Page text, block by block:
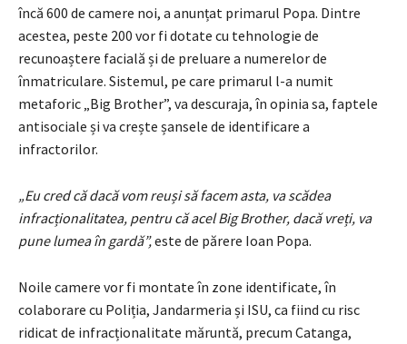
încă 600 de camere noi, a anunțat primarul Popa. Dintre
acestea, peste 200 vor fi dotate cu tehnologie de
recunoaștere facială și de preluare a numerelor de
înmatriculare. Sistemul, pe care primarul l-a numit
metaforic „Big Brother”, va descuraja, în opinia sa, faptele
antisociale și va crește șansele de identificare a
infractorilor.
„Eu cred că dacă vom reuși să facem asta, va scădea
infracționalitatea, pentru că acel Big Brother, dacă vreți, va
pune lumea în gardă”,este de părere Ioan Popa.
Noile camere vor fi montate în zone identificate, în
colaborare cu Poliția, Jandarmeria și ISU, ca fiind cu risc
ridicat de infracționalitate măruntă, precum Catanga,